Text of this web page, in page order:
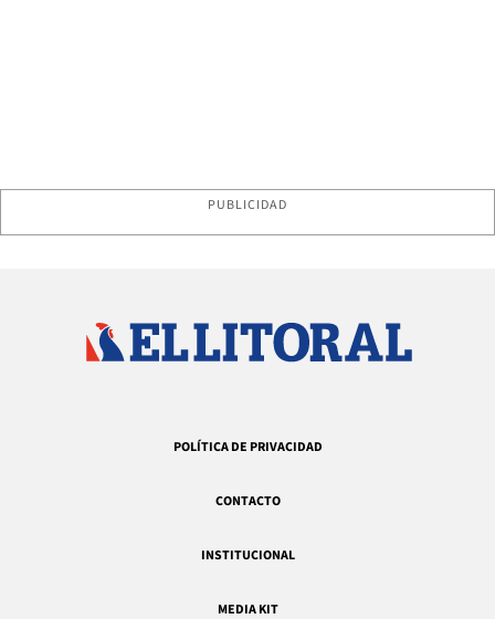
PUBLICIDAD
POLÍTICA DE PRIVACIDAD
CONTACTO
INSTITUCIONAL
MEDIA KIT